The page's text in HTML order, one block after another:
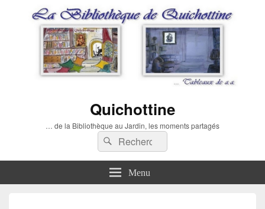
Quichottine
… de la Bibliothèque au Jardin, les moments partagés
Recherche :
Rechercher
Menu